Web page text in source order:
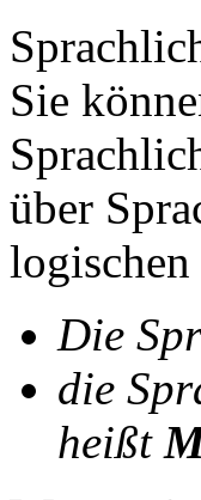
Sie
über
Die
die
heißt